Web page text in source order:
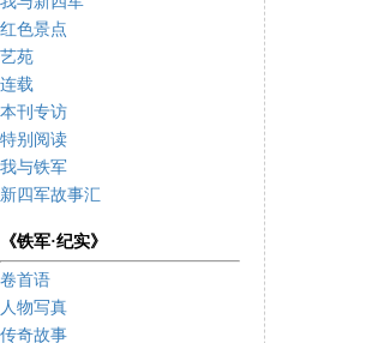
红色景点
艺苑
连载
本刊专访
特别阅读
我与铁军
新四军故事汇
《铁军·纪实》
卷首语
人物写真
传奇故事